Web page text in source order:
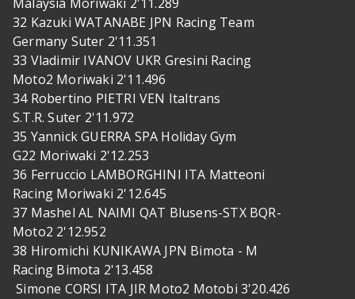
32 Kazuki WATANABE JPN Racing Team
Germany Suter 2'11.351
33 Vladimir IVANOV UKR Gresini Racing
Moto2 Moriwaki 2'11.496
34 Robertino PIETRI VEN Italtrans
S.T.R. Suter 2'11.972
35 Yannick GUERRA SPA Holiday Gym
G22 Moriwaki 2'12.253
36 Ferruccio LAMBORGHINI ITA Matteoni
Racing Moriwaki 2'12.645
37 Mashel AL NAIMI QAT Blusens-STX BQR-
Moto2 2'12.952
38 Hiromichi KUNIKAWA JPN Bimota - M
Racing Bimota 2'13.458
Simone CORSI ITA JIR Moto2 Motobi 3'20.426